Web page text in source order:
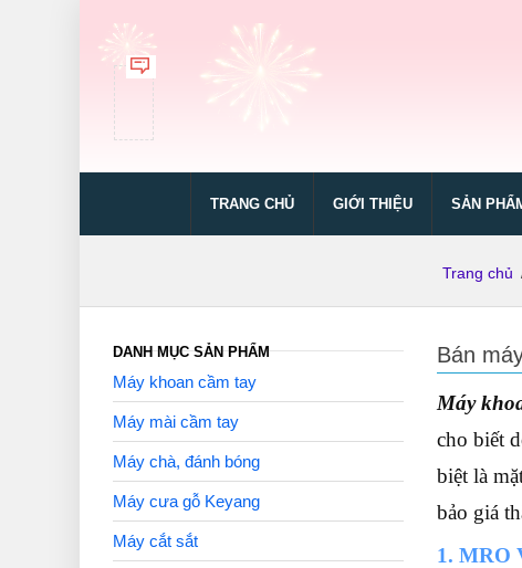
TRANG CHỦ GIỚI THIỆU SẢN
Trang chủ
Bán
Máy
cho biết
biệt là
bảo giá
1. MRO
DANH MỤC SẢN PHẨM
Máy khoan cầm tay
Máy mài cầm tay
Máy chà, đánh bóng
Máy cưa gỗ Keyang
Máy cắt sắt